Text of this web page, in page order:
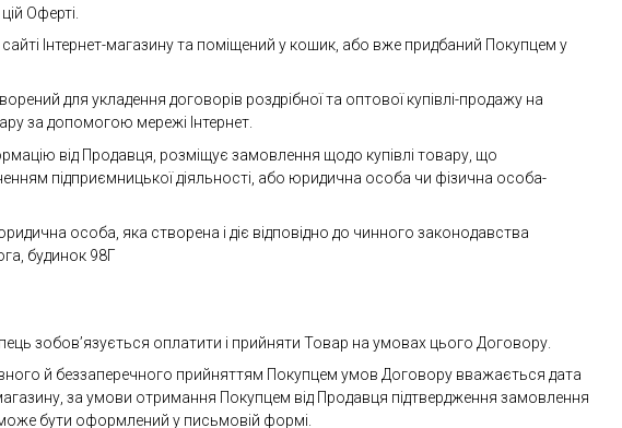
Оферті.
Інтернет-магазину та поміщений у кошик, або вже придбаний Покупцем у
для укладення договорів роздрібної та оптової купівлі-продажу на
за допомогою мережі Інтернет.
від Продавця, розміщує замовлення щодо купівлі товару, що
підприємницької діяльності, або юридична особа чи фізична особа-
особа, яка створена і діє відповідно до чинного законодавства
будинок 98Г
зобов’язується оплатити і прийняти Товар на умовах цього Договору.
й беззаперечного прийняттям Покупцем умов Договору вважається дата
за умови отримання Покупцем від Продавця підтвердження замовлення
може бути оформлений у письмовій формі.